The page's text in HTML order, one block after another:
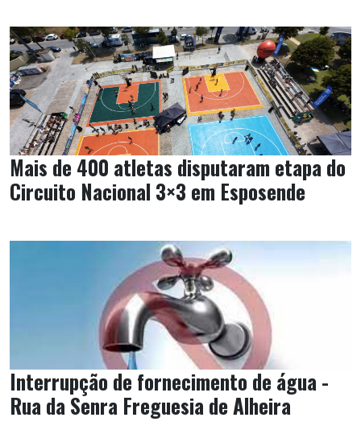
Mais de 400 atletas disputaram etapa do
Circuito Nacional 3×3 em Esposende
Interrupção de fornecimento de água -
Rua da Senra Freguesia de Alheira